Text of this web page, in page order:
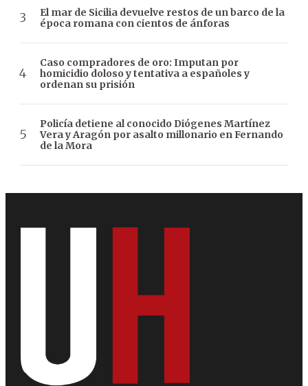
El mar de Sicilia devuelve restos de un barco de la
época romana con cientos de ánforas
Caso compradores de oro: Imputan por
homicidio doloso y tentativa a españoles y
ordenan su prisión
Policía detiene al conocido Diógenes Martínez
Vera y Aragón por asalto millonario en Fernando
de la Mora